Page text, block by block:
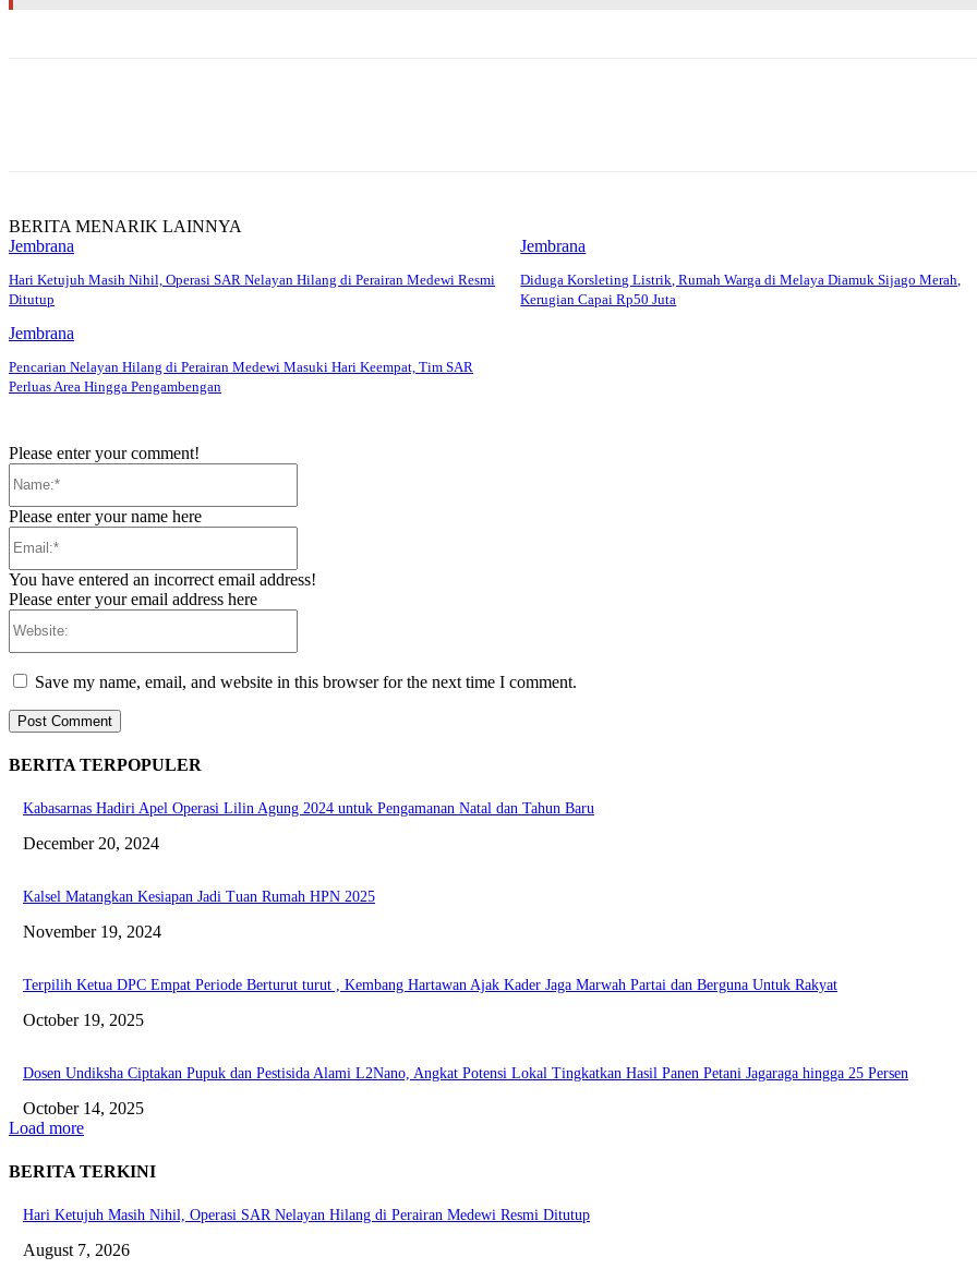
BERITA MENARIK LAINNYA
Jembrana
Hari Ketujuh Masih Nihil, Operasi SAR Nelayan Hilang di Perairan Medewi Resmi
Ditutup
Jembrana
Diduga Korsleting Listrik, Rumah Warga di Melaya Diamuk Sijago Merah,
Kerugian Capai Rp50 Juta
Jembrana
Pencarian Nelayan Hilang di Perairan Medewi Masuki Hari Keempat, Tim SAR
Perluas Area Hingga Pengambengan
Please enter your comment!
Please enter your name here
You have entered an incorrect email address!
Please enter your email address here
Save my name, email, and website in this browser for the next time I comment.
BERITA TERPOPULER
Kabasarnas Hadiri Apel Operasi Lilin Agung 2024 untuk Pengamanan Natal dan Tahun Baru
December 20, 2024
Kalsel Matangkan Kesiapan Jadi Tuan Rumah HPN 2025
November 19, 2024
Terpilih Ketua DPC Empat Periode Berturut turut , Kembang Hartawan Ajak Kader Jaga Marwah Partai dan Berguna Untuk Rakyat
October 19, 2025
Dosen Undiksha Ciptakan Pupuk dan Pestisida Alami L2Nano, Angkat Potensi Lokal Tingkatkan Hasil Panen Petani Jagaraga hingga 25 Persen
October 14, 2025
Load more
BERITA TERKINI
Hari Ketujuh Masih Nihil, Operasi SAR Nelayan Hilang di Perairan Medewi Resmi Ditutup
August 7, 2026